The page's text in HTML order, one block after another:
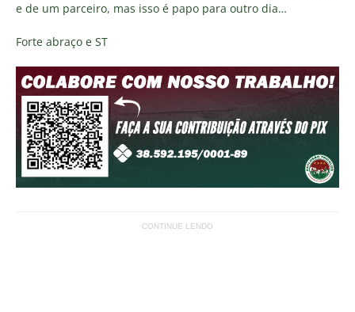
e de um parceiro, mas isso é papo para outro dia…
Forte abraço e ST
CONTINUE LENDO